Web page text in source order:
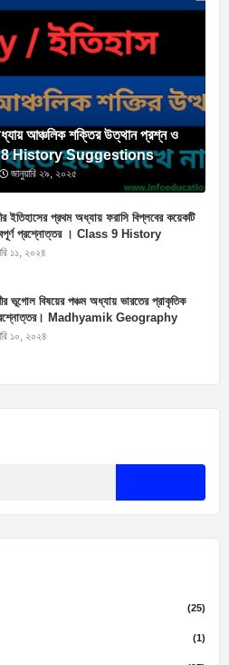
আঞ্চলিক শক্তির উত্থান প্রশ্ন ও
History Suggestions
জানুয়ারি ২৯, ২০২৫
ইতিহাসের প্রথম অধ্যায় ফরাসি বিপ্লবের কয়েকটি
প্রশ্নোত্তর । Class 9 History
১১, ২০২৪
ভূগোল বিষয়ের পঞ্চম অধ্যায় ভারতের প্রাকৃতিক
Madhyamik Geography
2025
১০, ২০২৪
(25)
(1)